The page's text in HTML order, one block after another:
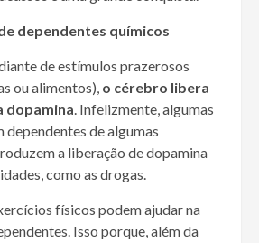
dependentes químicos
de estímulos prazerosos
ou alimentos), o cérebro libera
dopamina. Infelizmente, algumas
dependentes de algumas
a liberação de dopamina
como as drogas.
físicos podem ajudar na
Isso porque, além da